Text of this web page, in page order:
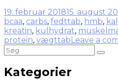
19. februar 201815. august
bcaa, carbs, fedttab, hmb,
kreatin, kulhydrat,
protein, vægttabLeave a
Kategorier